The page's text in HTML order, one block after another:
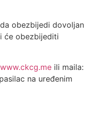
obezbijedi dovoljan
će obezbijediti
www.ckcg.me ili maila:
na uređenim